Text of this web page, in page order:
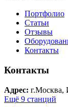
Портфолио
Статьи
Отзывы
Контакты
Контакты
Адрес: г.Москва,
Ещё 9 станций